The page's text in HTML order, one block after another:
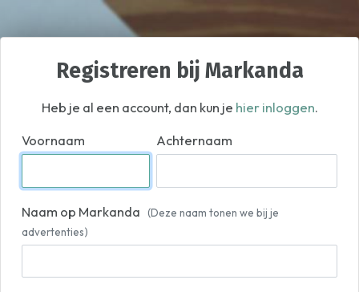
Registreren bij Markanda
Heb je al een account, dan kun je hier inloggen.
Voornaam Achternaam
Naam op Markanda
(Deze naam tonen we bij je
advertenties)